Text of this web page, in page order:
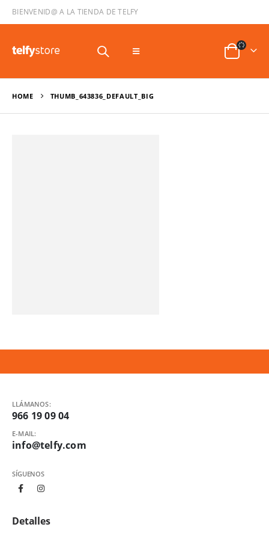
BIENVENID@ A LA TIENDA DE TELFY
HOME THUMB_643836_DEFAULT_BIG
LLÁMANOS:
966 19 09 04
E-MAIL:
info@telfy.com
SÍGUENOS
Detalles